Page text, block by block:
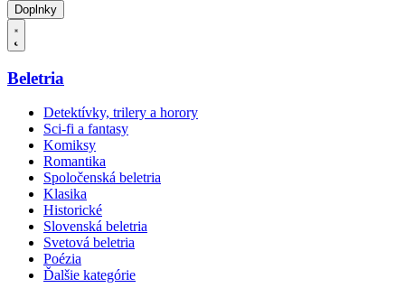
Doplnky
Beletria
Detektívky, trilery a horory
Sci-fi a fantasy
Komiksy
Romantika
Spoločenská beletria
Klasika
Historické
Slovenská beletria
Svetová beletria
Poézia
Ďalšie kategórie